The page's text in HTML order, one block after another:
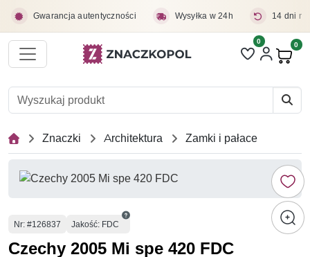
Gwarancja autentyczności Wysyłka w 24h 14 dni
Liczba pozycji
0 0
Znaczki Architektura Zamki i pałace
Numer
Nr: #126837 Jakość: FDC
Czechy 2005 Mi spe 420 FDC